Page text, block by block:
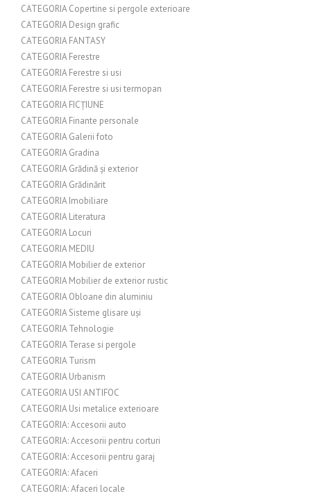
CATEGORIA Copertine si pergole exterioare
CATEGORIA Design grafic
CATEGORIA FANTASY
CATEGORIA Ferestre
CATEGORIA Ferestre si usi
CATEGORIA Ferestre si usi termopan
CATEGORIA FICȚIUNE
CATEGORIA Finante personale
CATEGORIA Galerii foto
CATEGORIA Gradina
CATEGORIA Grădină și exterior
CATEGORIA Grădinărit
CATEGORIA Imobiliare
CATEGORIA Literatura
CATEGORIA Locuri
CATEGORIA MEDIU
CATEGORIA Mobilier de exterior
CATEGORIA Mobilier de exterior rustic
CATEGORIA Obloane din aluminiu
CATEGORIA Sisteme glisare uși
CATEGORIA Tehnologie
CATEGORIA Terase si pergole
CATEGORIA Turism
CATEGORIA Urbanism
CATEGORIA USI ANTIFOC
CATEGORIA Usi metalice exterioare
CATEGORIA: Accesorii auto
CATEGORIA: Accesorii pentru corturi
CATEGORIA: Accesorii pentru garaj
CATEGORIA: Afaceri
CATEGORIA: Afaceri locale